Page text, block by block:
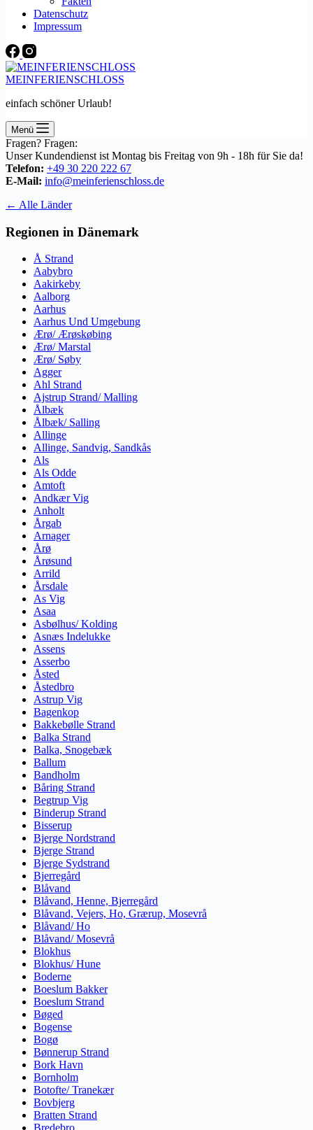
Datenschutz
Impressum
MEINFERIENSCHLOSS
einfach schöner Urlaub!
Menü
Fragen? Fragen:
Unser Kundendienst ist Montag bis Freitag von 9h - 18h für Sie da!
Telefon: +49 30 220 222 67
E-Mail: info@meinferienschloss.de
← Alle Länder
Regionen in Dänemark
Å Strand
Aabybro
Aakirkeby
Aalborg
Aarhus
Aarhus Und Umgebung
Ærø/ Ærøskøbing
Ærø/ Marstal
Ærø/ Søby
Agger
Ahl Strand
Ajstrup Strand/ Malling
Ålbæk
Ålbæk/ Salling
Allinge
Allinge, Sandvig, Sandkås
Als
Als Odde
Amtoft
Andkær Vig
Anholt
Årgab
Arnager
Årø
Årøsund
Arrild
Årsdale
As Vig
Asaa
Asbølhus/ Kolding
Asnæs Indelukke
Assens
Asserbo
Åsted
Åstedbro
Astrup Vig
Bagenkop
Bakkebølle Strand
Balka Strand
Balka, Snogebæk
Ballum
Bandholm
Båring Strand
Begtrup Vig
Binderup Strand
Bisserup
Bjerge Nordstrand
Bjerge Strand
Bjerge Sydstrand
Bjerregård
Blåvand
Blåvand, Henne, Bjerregård
Blåvand, Vejers, Ho, Grærup, Mosevrå
Blåvand/ Ho
Blåvand/ Mosevrå
Blokhus
Blokhus/ Hune
Boderne
Boeslum Bakker
Boeslum Strand
Bøged
Bogense
Bogø
Bønnerup Strand
Bork Havn
Bornholm
Botofte/ Tranekær
Bovbjerg
Bratten Strand